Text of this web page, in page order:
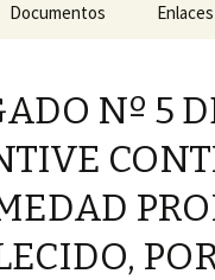
Documentos Enlaces
Nº 5